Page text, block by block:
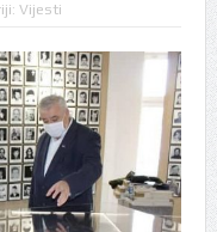
Vijesti